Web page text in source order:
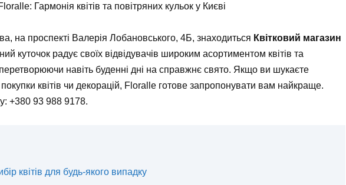
Гармонія квітів та повітряних кульок у Києві
на проспекті Валерія Лобановського, 4Б, знаходиться Квітковий магазин
куточок радує своїх відвідувачів широким асортиментом квітів та
навіть буденні дні на справжнє свято. Якщо ви шукаєте
квітів чи декорацій, Floralle готове запропонувати вам найкраще.
+380 93 988 9178.
квітів для будь-якого випадку